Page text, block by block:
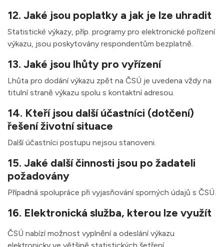
12. Jaké jsou poplatky a jak je lze uhradit
Statistické výkazy, příp. programy pro elektronické pořízení
výkazu, jsou poskytovány respondentům bezplatně.
13. Jaké jsou lhůty pro vyřízení
Lhůta pro dodání výkazu zpět na ČSÚ je uvedena vždy na
titulní straně výkazu spolu s kontaktní adresou.
14. Kteří jsou další účastníci (dotčení)
řešení životní situace
Další účastníci postupu nejsou stanoveni.
15. Jaké další činnosti jsou po žadateli
požadovány
Případná spolupráce při vyjasňování sporných údajů s ČSÚ.
16. Elektronická služba, kterou lze využít
ČSÚ nabízí možnost vyplnění a odeslání výkazu